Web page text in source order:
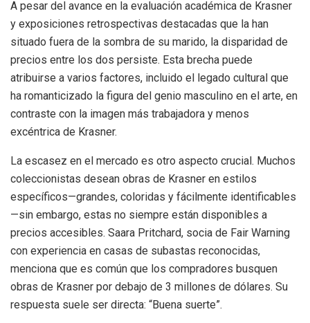
A pesar del avance en la evaluación académica de Krasner
y exposiciones retrospectivas destacadas que la han
situado fuera de la sombra de su marido, la disparidad de
precios entre los dos persiste. Esta brecha puede
atribuirse a varios factores, incluido el legado cultural que
ha romanticizado la figura del genio masculino en el arte, en
contraste con la imagen más trabajadora y menos
excéntrica de Krasner.
La escasez en el mercado es otro aspecto crucial. Muchos
coleccionistas desean obras de Krasner en estilos
específicos—grandes, coloridas y fácilmente identificables
—sin embargo, estas no siempre están disponibles a
precios accesibles. Saara Pritchard, socia de Fair Warning
con experiencia en casas de subastas reconocidas,
menciona que es común que los compradores busquen
obras de Krasner por debajo de 3 millones de dólares. Su
respuesta suele ser directa: “Buena suerte”.